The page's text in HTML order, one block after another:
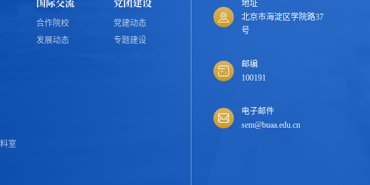
室
合作院校
发展动态
党建动态
专题建设
地址
北京市海淀区学院路37
号
邮编
100191
电子邮件
sem@buaa.edu.cn